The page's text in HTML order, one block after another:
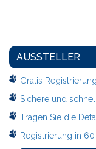
AUSSTELLER
Gratis
Sichere und
Tragen Sie die
Registrierung in